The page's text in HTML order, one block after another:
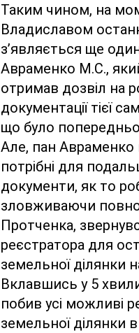
Таким чином, на
Владиславом
з’являється ще
Авраменко М.С.,
отримав дозвіл на
документації тієї
що було
Але, пан Авраменко
потрібні для
документи, як то
зловживаючи
Протченка,
реєстратора для
земельної ділянки
Вклавшись у 5
побив усі можливі
земельної ділянки